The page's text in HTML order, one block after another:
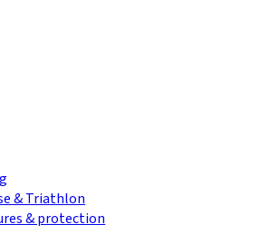
& Triathlon
& protection